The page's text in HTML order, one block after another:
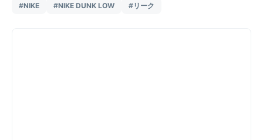
#NIKE #NIKE DUNK LOW #リーク